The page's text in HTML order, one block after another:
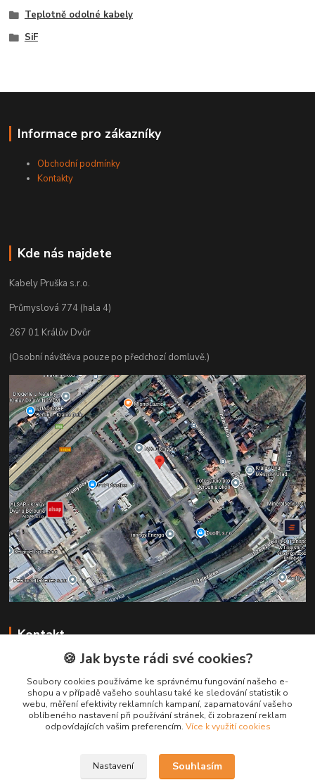
Teplotně odolné kabely
SiF
Informace pro zákazníky
Obchodní podmínky
Kontakty
Kde nás najdete
Kabely Pruška s.r.o.
Průmyslová 774 (hala 4)
267 01 Králův Dvůr
(Osobní návštěva pouze po předchozí domluvě.)
Kontakt
+420 731 147 113
(Po-Pá, 8-16 hod.)
info@pruska.cz
🍪 Jak byste rádi své cookies?
Soubory cookies používáme ke správnému fungování našeho e-
shopu a v případě vašeho souhlasu také ke sledování statistik o
webu, měření efektivity reklamních kampaní, zapamatování vašeho
oblíbeného nastavení při používání stránek, či zobrazení reklam
odpovídajících vašim preferencím. Více k využití cookies
Nastavení Souhlasím